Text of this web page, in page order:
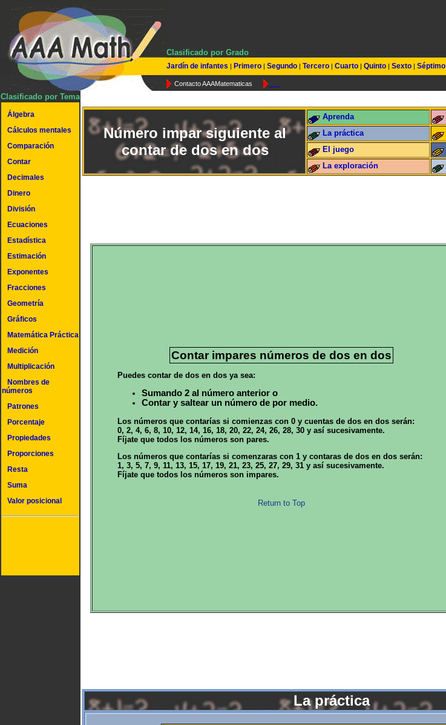
Clasificado por Grado
Jardín de infantes | Primero | Segundo | Tercero | Cuarto | Quinto | Sexto | Séptimo
Contacto AAAMatematicas
Clasificado por Tema
Álgebra
Cálculos mentales
Comparación
Contar
Decimales
Dinero
División
Ecuaciones
Estadística
Estimación
Exponentes
Fracciones
Geometría
Gráficos
Matemática Práctica
Medición
Multiplicación
Nombres de
números
Patrones
Porcentaje
Propiedades
Proporciones
Resta
Suma
Valor posicional
Número impar siguiente al
contar de dos en dos
Aprenda
La práctica
El juego
La exploración
Contar impares números de dos en dos
Puedes contar de dos en dos ya sea:
Sumando 2 al número anterior o
Contar y saltear un número de por medio.
Los números que contarías si comienzas con 0 y cuentas de dos en dos serán:
0, 2, 4, 6, 8, 10, 12, 14, 16, 18, 20, 22, 24, 26, 28, 30 y así sucesivamente.
Fíjate que todos los números son pares.
Los números que contarías si comenzaras con 1 y contaras de dos en dos serán:
1, 3, 5, 7, 9, 11, 13, 15, 17, 19, 21, 23, 25, 27, 29, 31 y así sucesivamente.
Fíjate que todos los números son impares.
Return to Top
La práctica